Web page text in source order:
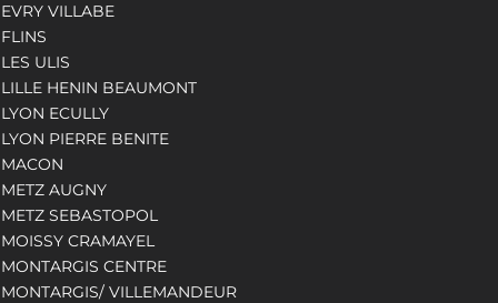
EVRY VILLABE
FLINS
LES ULIS
LILLE HENIN BEAUMONT
LYON ECULLY
LYON PIERRE BENITE
MACON
METZ AUGNY
METZ SEBASTOPOL
MOISSY CRAMAYEL
MONTARGIS CENTRE
MONTARGIS/ VILLEMANDEUR